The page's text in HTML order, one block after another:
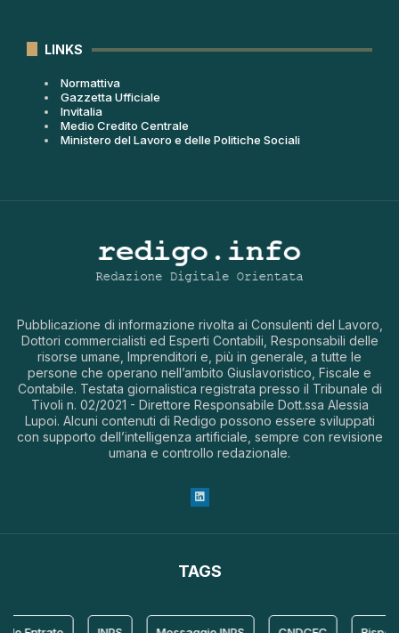
LINKS
Normattiva
Gazzetta Ufficiale
Invitalia
Medio Credito Centrale
Ministero del Lavoro e delle Politiche Sociali
Pubblicazione di informazione rivolta ai Consulenti del Lavoro,
Dottori commercialisti ed Esperti Contabili, Responsabili delle
risorse umane, Imprenditori e, più in generale, a tutte le
persone che operano nell’ambito Giuslavoristico, Fiscale e
Contabile. Testata giornalistica registrata presso il Tribunale di
Tivoli n. 02/2021 - Direttore Responsabile Dott.ssa Alessia
Lupoi. Alcuni contenuti di Redigo possono essere sviluppati
con supporto dell’intelligenza artificiale, sempre con revisione
umana e controllo redazionale.
TAGS